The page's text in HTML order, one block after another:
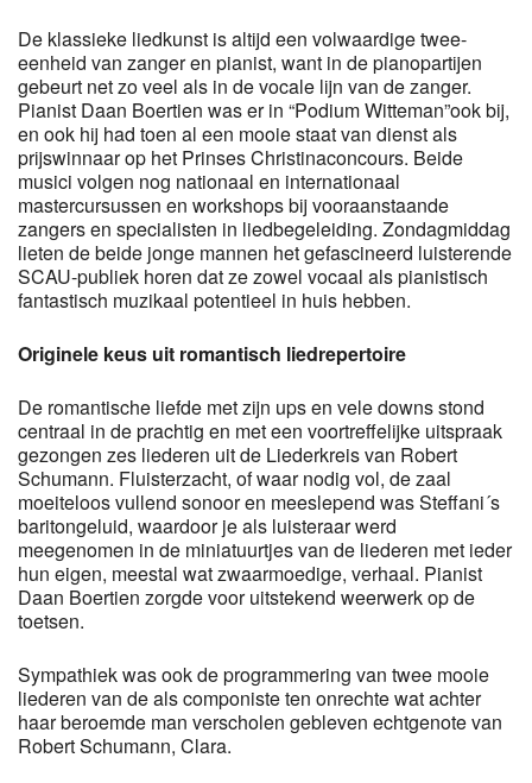
De klassieke liedkunst is altijd een volwaardige twee-
eenheid van zanger en pianist, want in de pianopartijen
gebeurt net zo veel als in de vocale lijn van de zanger.
Pianist Daan Boertien was er in “Podium Witteman”ook bij,
en ook hij had toen al een mooie staat van dienst als
prijswinnaar op het Prinses Christinaconcours. Beide
musici volgen nog nationaal en internationaal
mastercursussen en workshops bij vooraanstaande
zangers en specialisten in liedbegeleiding. Zondagmiddag
lieten de beide jonge mannen het gefascineerd luisterende
SCAU-publiek horen dat ze zowel vocaal als pianistisch
fantastisch muzikaal potentieel in huis hebben.
Originele keus uit romantisch liedrepertoire
De romantische liefde met zijn ups en vele downs stond
centraal in de prachtig en met een voortreffelijke uitspraak
gezongen zes liederen uit de Liederkreis van Robert
Schumann. Fluisterzacht, of waar nodig vol, de zaal
moeiteloos vullend sonoor en meeslepend was Steffani´s
baritongeluid, waardoor je als luisteraar werd
meegenomen in de miniatuurtjes van de liederen met ieder
hun eigen, meestal wat zwaarmoedige, verhaal. Pianist
Daan Boertien zorgde voor uitstekend weerwerk op de
toetsen.
Sympathiek was ook de programmering van twee mooie
liederen van de als componiste ten onrechte wat achter
haar beroemde man verscholen gebleven echtgenote van
Robert Schumann, Clara.